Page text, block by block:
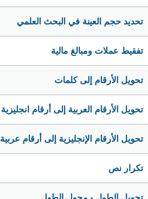
تحديد حجم العينة في البحث العلمي
تفقيط عملات ومبالغ مالية
تحويل الأرقام إلى كلمات
تحويل الأرقام العربية إلى أرقام انجليزية
تحويل الأرقام الإنجليزية إلى أرقام عربية
تكرار نص